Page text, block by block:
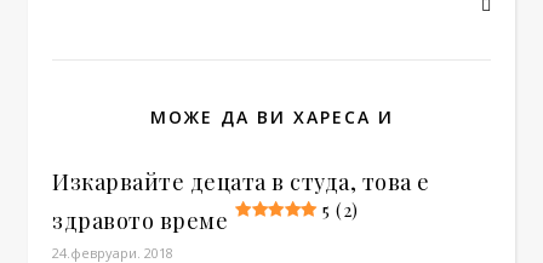
МОЖЕ ДА ВИ ХАРЕСА И
Изкарвайте децата в студа, това е
здравото време
5 (2)
24.февруари. 2018